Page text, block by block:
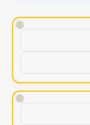
!
!